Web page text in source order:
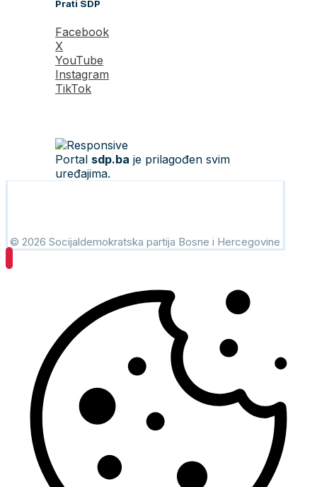
Prati SDP
Facebook
X
YouTube
Instagram
TikTok
Portal sdp.ba je prilagođen svim
uređajima.
© 2026 Socijaldemokratska partija Bosne i Hercegovine